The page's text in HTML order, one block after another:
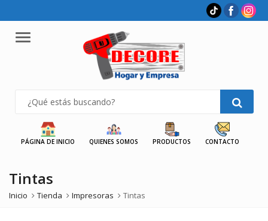
Menu
PÁGINA DE INICIO QUIENES SOMOS PRODUCTOS CONTACTO
Tintas
Inicio Tienda Impresoras Tintas